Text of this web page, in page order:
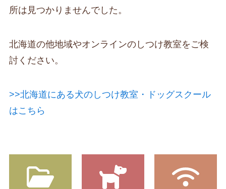
所は見つかりませんでした。
北海道の他地域やオンラインのしつけ教室をご検
討ください。
>>北海道にある犬のしつけ教室・ドッグスクール
はこちら